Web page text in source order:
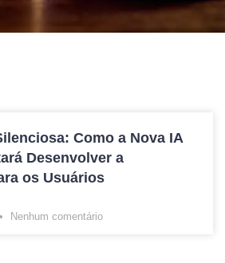
Como a Nova IA
Desenvolver a
os Usuários
Nenhum comentário